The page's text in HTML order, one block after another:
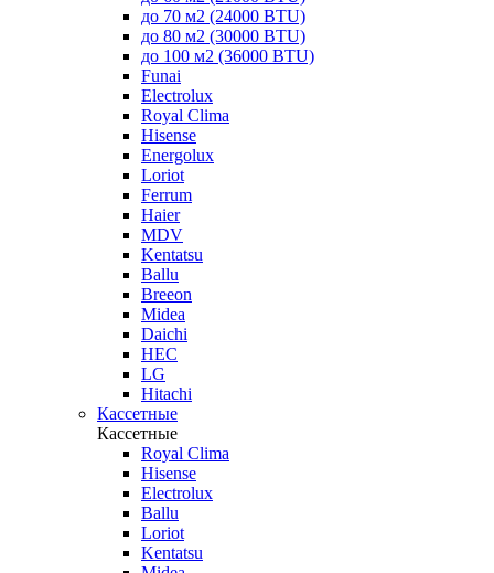
до 70 м2 (24000 BTU)
до 80 м2 (30000 BTU)
до 100 м2 (36000 BTU)
Funai
Electrolux
Royal Clima
Hisense
Energolux
Loriot
Ferrum
Haier
MDV
Kentatsu
Ballu
Breeon
Midea
Daichi
HEC
LG
Hitachi
Кассетные
Кассетные
Royal Clima
Hisense
Electrolux
Ballu
Loriot
Kentatsu